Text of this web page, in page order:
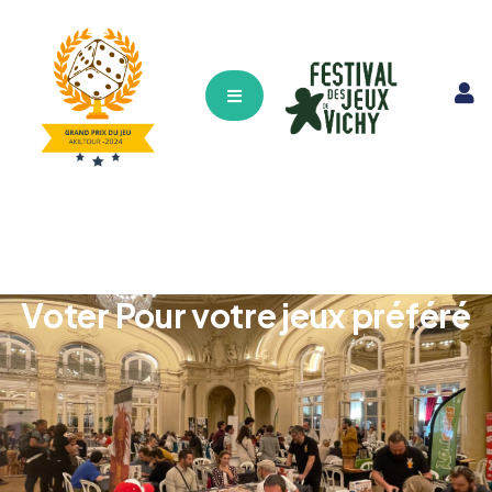
Hamburger Toggle Menu
Voter Pour votre jeux préféré